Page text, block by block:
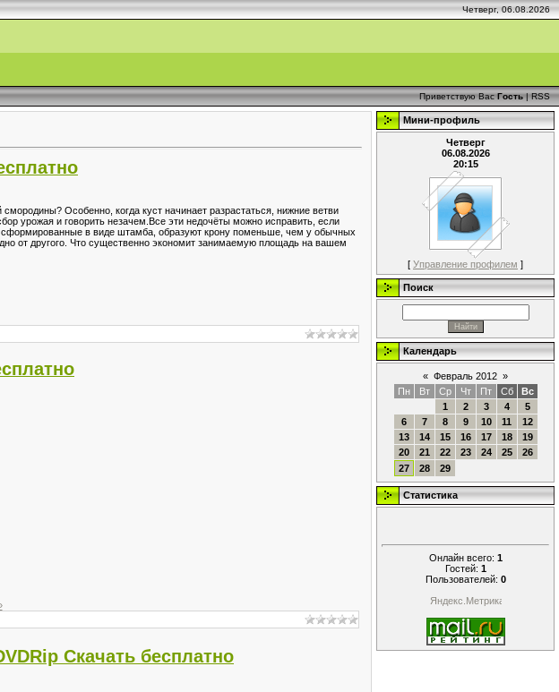
Четверг, 06.08.2026
Приветствую Вас Гость|RSS
Особенно, когда куст начинает разрастаться, нижние ветви
урожая и говорить незачем.Все эти недочёты можно исправить, если
в виде штамба, образуют крону поменьше, чем у обычных
от другого. Что существенно экономит занимаемую площадь на вашем
Скачать бесплатно
Мини-профиль
Четверг
06.08.2026
20:15
[ Управление профилем ]
Поиск
Календарь
« Февраль 2012 »
Пн
Вт Ср Чт Пт Сб
Вс
1
2 3 4
5
6
7 8 9 10 11
12
13
14 15 16 17 18
19
20
21 22 23 24 25
26
27
28 29
Статистика
Онлайн всего: 1
Гостей: 1
Пользователей: 0